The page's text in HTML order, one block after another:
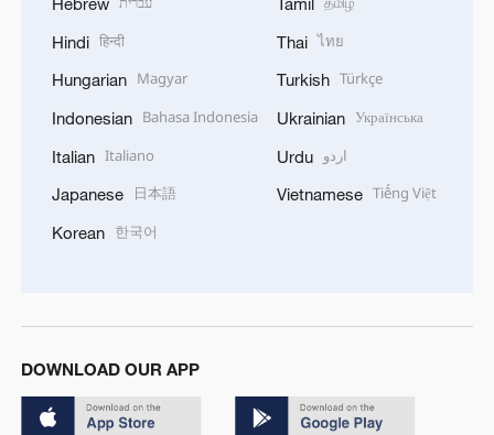
Hindi हिन्दी
Hungarian Magyar
Indonesian Bahasa Indonesia
Italian Italiano
Japanese 日本語
Korean 한국어
Thai ไทย
Turkish Türkçe
Ukrainian Українська
Urdu اردو
Vietnamese Tiếng Việt
DOWNLOAD OUR APP